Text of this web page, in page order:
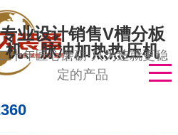
专业设计销售V槽分板
机、脉冲加热热压机
十年匠心磨砺·只为造就更稳
定的产品